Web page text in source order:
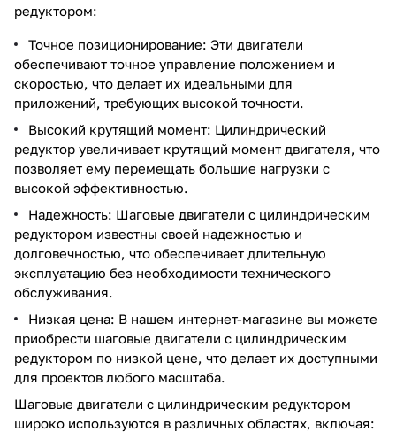
редуктором:
Точное позиционирование: Эти двигатели
обеспечивают точное управление положением и
скоростью, что делает их идеальными для
приложений, требующих высокой точности.
Высокий крутящий момент: Цилиндрический
редуктор увеличивает крутящий момент двигателя, что
позволяет ему перемещать большие нагрузки с
высокой эффективностью.
Надежность: Шаговые двигатели с цилиндрическим
редуктором известны своей надежностью и
долговечностью, что обеспечивает длительную
эксплуатацию без необходимости технического
обслуживания.
Низкая цена: В нашем интернет-магазине вы можете
приобрести шаговые двигатели с цилиндрическим
редуктором по низкой цене, что делает их доступными
для проектов любого масштаба.
Шаговые двигатели с цилиндрическим редуктором
широко используются в различных областях, включая: